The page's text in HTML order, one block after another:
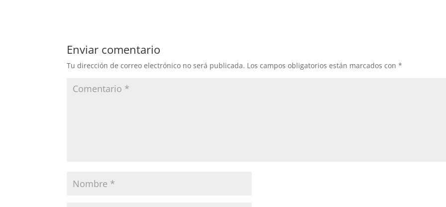
Enviar comentario
Tu dirección de correo electrónico no será publicada. Los campos obligatorios están marcados con*